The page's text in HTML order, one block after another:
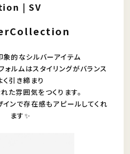
| SV
象的なシルバーアイテム
ォルムはスタイリングがバランス
く引き締まり
た雰囲気をつくります。
インで存在感もアピールしてくれ
ます✨